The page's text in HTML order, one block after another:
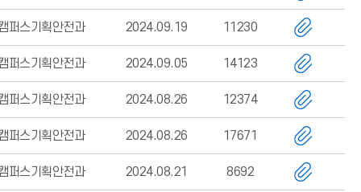
퍼스기획안전과 2024.09.19 11230
퍼스기획안전과 2024.09.05 14123
퍼스기획안전과 2024.08.26 12374
퍼스기획안전과 2024.08.26 17671
퍼스기획안전과 2024.08.21 8692